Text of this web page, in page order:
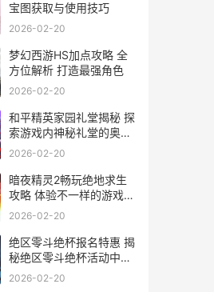
宝图获取与使用技巧
2026-02-20
梦幻西游HS加点攻略 全
方位解析 打造最强角色
2026-02-20
和平精英家园礼堂揭秘 探
索游戏内神秘礼堂的奥秘
与魅力
2026-02-20
暗夜精灵2畅玩绝地求生
攻略 体验不一样的游戏乐
趣
2026-02-20
绝区零斗绝杯报名特惠 揭
秘绝区零斗绝杯活动中的
绝版游戏设备价格解析
2026-02-20